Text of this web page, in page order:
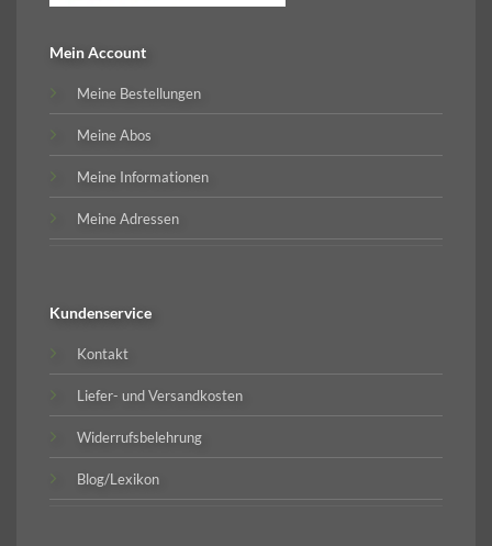
Mein Account
Meine Bestellungen
Meine Abos
Meine Informationen
Meine Adressen
Kundenservice
Kontakt
Liefer- und Versandkosten
Widerrufsbelehrung
Blog/Lexikon